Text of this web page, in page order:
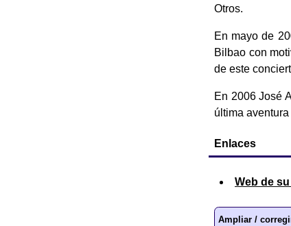
Otros.
En mayo de
Bilbao con
de este
En 2006 José
última
Enlaces
Web de
Ampliar /